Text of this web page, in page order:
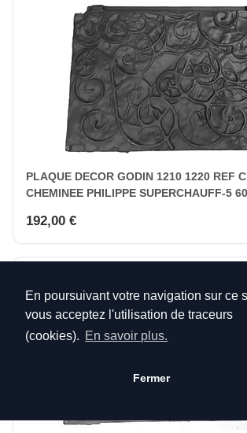
En poursuivant votre navigation sur ce
vous acceptez l'utilisation de traceurs
(cookies). En savoir plus.
Fermer
PLAQUE DECOR GODIN 1210 1220 REF
CHEMINEE PHILIPPE SUPERCHAUFF-5
192,00 €